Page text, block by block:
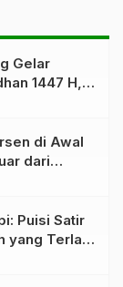
Gelar
1447 H,
di Awal
dari
Puisi Satir
yang Terlalu